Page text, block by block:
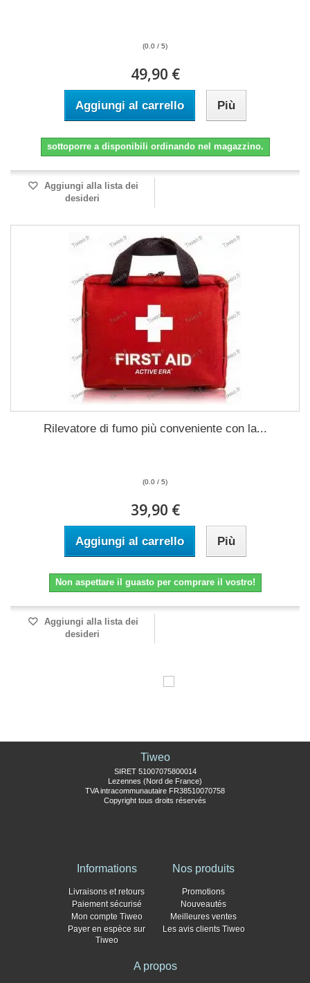
(0.0 / 5)
49,90 €
Aggiungi al carrello Più
sottoporre a disponibili ordinando nel magazzino.
Aggiungi alla lista dei
desideri
Rilevatore di fumo più conveniente con la...
(0.0 / 5)
39,90 €
Aggiungi al carrello Più
Non aspettare il guasto per comprare il vostro!
Aggiungi alla lista dei
desideri
Tiweo
SIRET 51007075800014
Lezennes (Nord de France)
TVA intracommunautaire FR38510070758
Copyright tous droits réservés
Informations
Livraisons et retours
Paiement sécurisé
Mon compte Tiweo
Payer en espèce sur
Tiweo
Nos produits
Promotions
Nouveautés
Meilleures ventes
Les avis clients Tiweo
A propos